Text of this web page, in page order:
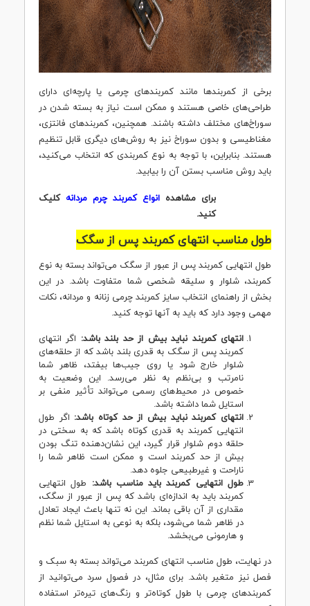
برخی از کمربندها مانند کمربندهای چرمی یا پارچه‌ای دارای
طراحی‌های خاصی هستند و ممکن است نیاز به بسته شدن در
سوراخ‌های مختلف داشته باشند. همچنین، کمربندهای فانتزی،
مغناطیسی و بدون سوراخ نیز به روش‌های دیگری قابل تنظیم
هستند. بنابراین، با توجه به نوع کمربندی که انتخاب می‌کنید،
باید روش مناسب بستن آن را بیابید.
برای مشاهده انواع کمربند چرم مردانه کلیک
کنید.
طول مناسب انتهای کمربند پس از سگک
طول انتهایی کمربند پس از عبور از سگک می‌تواند بسته به نوع
کمربند، شلوار و سلیقه شخصی شما متفاوت باشد. در این
بخش از راهنمای انتخاب سایز کمربند چرمی زنانه و مردانه، نکات
مهمی وجود دارد که باید به آنها توجه کنید.
انتهای کمربند نباید بیش از حد بلند باشد: اگر انتهای
کمربند پس از سگک به قدری بلند باشد که از حلقه‌های
شلوار خارج شود یا روی جیب‌ها بیفتد، ظاهر شما
نامرتب و بی‌نظم به نظر می‌رسد. این وضعیت به
خصوص در محیط‌های رسمی می‌تواند تأثیر منفی بر
استایل شما داشته باشد.
انتهای کمربند نباید بیش از حد کوتاه باشد: اگر طول
انتهایی کمربند به قدری کوتاه باشد که به سختی در
حلقه دوم شلوار قرار گیرد، این نشان‌دهنده تنگ بودن
بیش از حد کمربند است و ممکن است ظاهر شما را
ناراحت و غیرطبیعی جلوه دهد.
طول انتهایی کمربند باید مناسب باشد: طول انتهایی
کمربند باید به اندازه‌ای باشد که پس از عبور از سگک،
مقداری از آن باقی بماند. این نه تنها باعث ایجاد تعادل
در ظاهر شما می‌شود، بلکه به نوعی به استایل شما نظم
و هارمونی می‌بخشد.
در نهایت، طول مناسب انتهای کمربند می‌تواند بسته به سبک و
فصل نیز متغیر باشد. برای مثال، در فصول سرد می‌توانید از
کمربندهای چرمی با طول کوتاه‌تر و رنگ‌های تیره‌تر استفاده